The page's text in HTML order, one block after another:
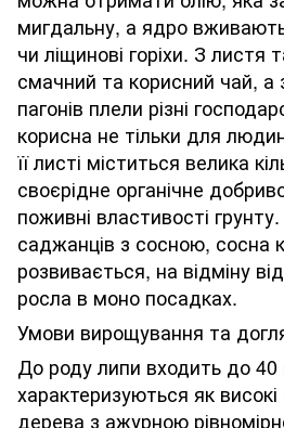
мигдальну, а ядро вживають
чи ліщинові горіхи. З листя
смачний та корисний чай, а
пагонів плели різні
корисна не тільки для
її листі міститься велика
своєрідне органічне
поживні властивості
саджанців з сосною, сосна
розвивається, на відміну
росла в моно посадках.
Умови вирощування та
До роду липи входить до 40
характеризуються як високі
дерева з ажурною